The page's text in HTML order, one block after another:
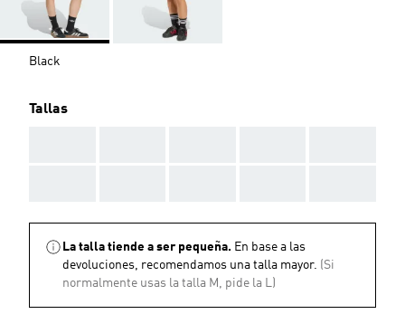
Black
Tallas
La talla tiende a ser pequeña. En base a las
devoluciones, recomendamos una talla mayor. (Si
normalmente usas la talla M, pide la L)